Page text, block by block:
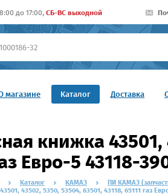
до 17:00, СБ-ВС выходной
магазине Каталог Доставка
книжка 43501,
Евро-5 43118-
Каталог КАМАЗ ПИ КАМАЗ
43502, 5350, 53504, 63501, 43118, 65111 газ